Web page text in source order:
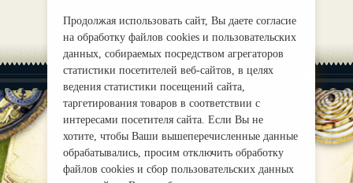
О нас
Правила
mirprognoz@mail.ru
Продолжая использовать сайт, Вы даете согласие
на обработку файлов cookies и пользовательских
данных, собираемых посредством агрегаторов
статистики посетителей веб-сайтов, в целях
ведения статистики посещений сайта,
таргетирования товаров в соответствии с
интересами посетителя сайта. Если Вы не
хотите, чтобы Ваши вышеперечисленные данные
обрабатывались, просим отключить обработку
файлов cookies и сбор пользовательских данных